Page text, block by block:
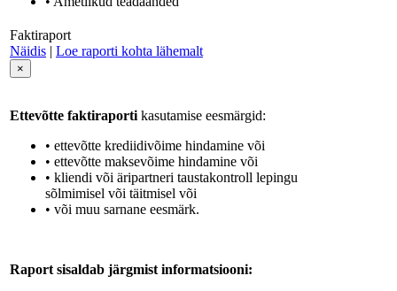
Faktiraport
Näidis | Loe raporti kohta lähemalt
×
Ettevõtte faktiraporti kasutamise eesmärgid:
• ettevõtte krediidivõime hindamine või
• ettevõtte maksevõime hindamine või
• kliendi või äripartneri taustakontroll lepingu
sõlmimisel või täitmisel või
• või muu sarnane eesmärk.
Raport sisaldab järgmist informatsiooni: